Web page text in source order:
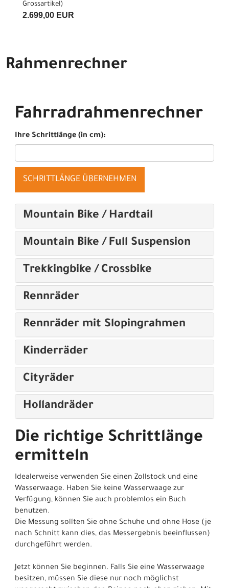
Grossartikel)
2.699,00 EUR
Rahmenrechner
Fahrradrahmenrechner
Ihre Schrittlänge (in cm):
SCHRITTLÄNGE ÜBERNEHMEN
Mountain Bike / Hardtail
Mountain Bike / Full Suspension
Trekkingbike / Crossbike
Rennräder
Rennräder mit Slopingrahmen
Kinderräder
Cityräder
Hollandräder
Die richtige Schrittlänge
ermitteln
Idealerweise verwenden Sie einen Zollstock und eine
Wasserwaage. Haben Sie keine Wasserwaage zur
Verfügung, können Sie auch problemlos ein Buch
benutzen.
Die Messung sollten Sie ohne Schuhe und ohne Hose (je
nach Schnitt kann dies, das Messergebnis beeinflussen)
durchgeführt werden.
Jetzt können Sie beginnen. Falls Sie eine Wasserwaage
besitzen, müssen Sie diese nur noch möglichst